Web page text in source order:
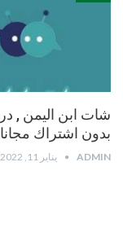
شات ابن اليمن ,
بدون اشتراك مجانا
ADMIN يناير 11, 2022